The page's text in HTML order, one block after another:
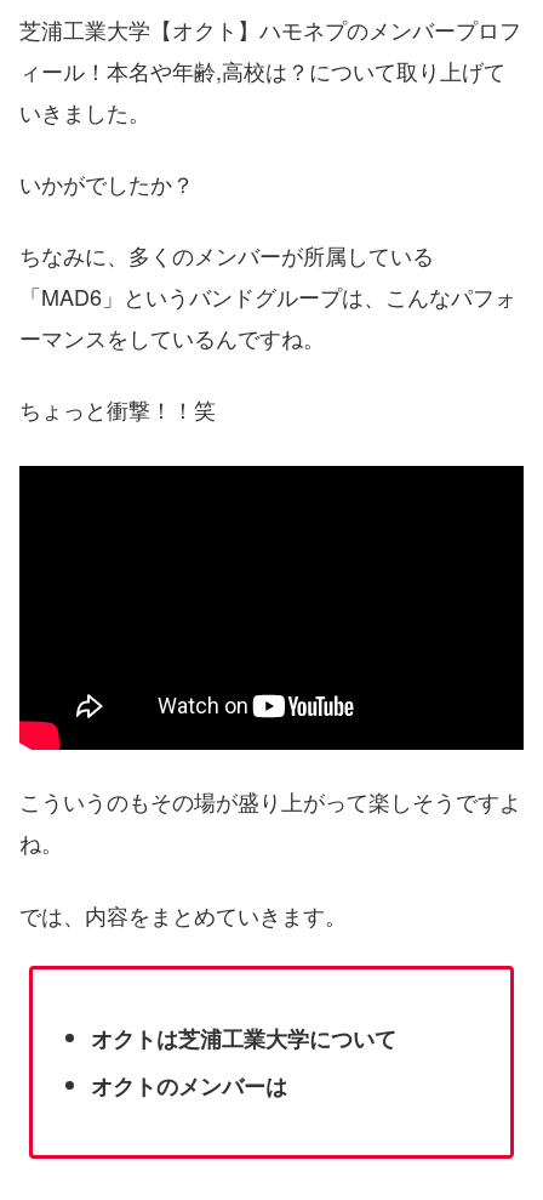
芝浦工業大学【オクト】ハモネプのメンバープロフ
ィール！本名や年齢,高校は？について取り上げて
いきました。
いかがでしたか？
ちなみに、多くのメンバーが所属している
「MAD6」というバンドグループは、こんなパフォ
ーマンスをしているんですね。
ちょっと衝撃！！笑
こういうのもその場が盛り上がって楽しそうですよ
ね。
では、内容をまとめていきます。
オクトは芝浦工業大学について
オクトのメンバーは